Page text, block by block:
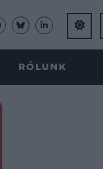
RÓLUNK